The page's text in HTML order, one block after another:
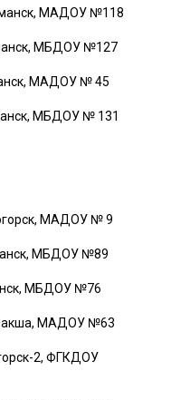
МАДОУ №118
МБДОУ №127
МАДОУ № 45
МБДОУ № 131
МАДОУ № 9
МБДОУ №89
МБДОУ №76
МАДОУ №63
2, ФГКДОУ